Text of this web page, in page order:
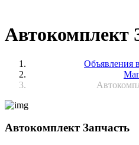
Автокомплект
Объявления
Автокомплект Запчасть